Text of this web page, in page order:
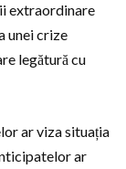
extraordinare
unei crize
legătură cu
ar viza situația
ar